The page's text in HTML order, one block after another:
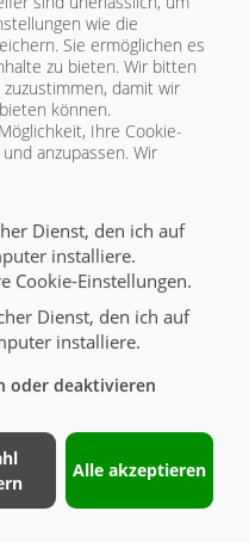
ARTIKEL
IM HOCHSOMMER:
MEHRWERT FÜR GALABAU-
liefert Frischbeton
und hilft GaLaBau-
im Hochsommer
ARTIKEL
wie die
Sie ermöglichen es
zu bieten. Wir bitten
damit wir
können.
Ihre Cookie-
anzupassen. Wir
Dienst, den ich auf
installiere.
Cookie-Einstellungen.
Dienst, den ich auf
installiere.
oder deaktivieren
Alle akzeptieren